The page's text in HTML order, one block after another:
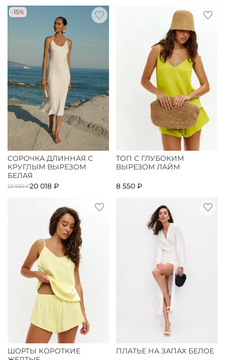
-15%
СОРОЧКА ДЛИННАЯ С
КРУГЛЫМ ВЫРЕЗОМ
БЕЛАЯ
23 550 ₽20 018 ₽
ТОП С ГЛУБОКИМ
ВЫРЕЗОМ ЛАЙМ
8 550 ₽
ШОРТЫ КОРОТКИЕ
ПЛАТЬЕ НА ЗАПАХ БЕЛОЕ